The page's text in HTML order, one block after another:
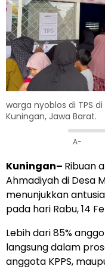
warga nyoblos di TPS
Kuningan, Jawa Barat.
A-
Kuningan– Ribuan
Ahmadiyah di Desa
menunjukkan
pada hari Rabu, 14
Lebih dari 85%
langsung dalam
anggota KPPS,